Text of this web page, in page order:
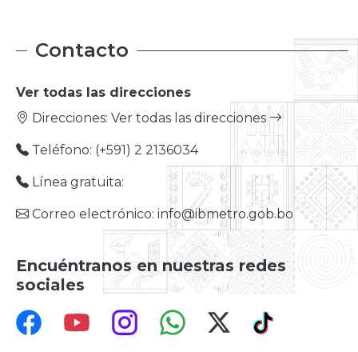
Contacto
Ver todas las direcciones
Direcciones: Ver todas las direcciones
Teléfono: (+591) 2 2136034
Línea gratuita:
Correo electrónico: info@ibmetro.gob.bo
Encuéntranos en nuestras redes
sociales